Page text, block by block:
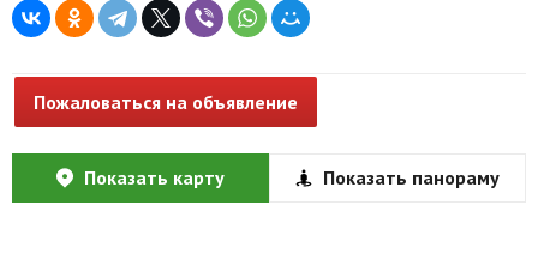
Пожаловаться на объявление
Показать карту Показать панораму